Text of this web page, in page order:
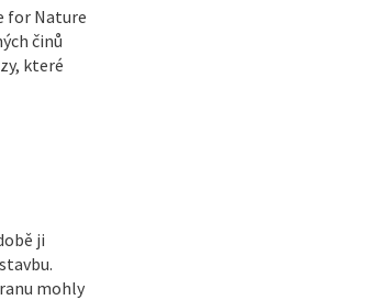
for Nature
činů
které
ji
mohly